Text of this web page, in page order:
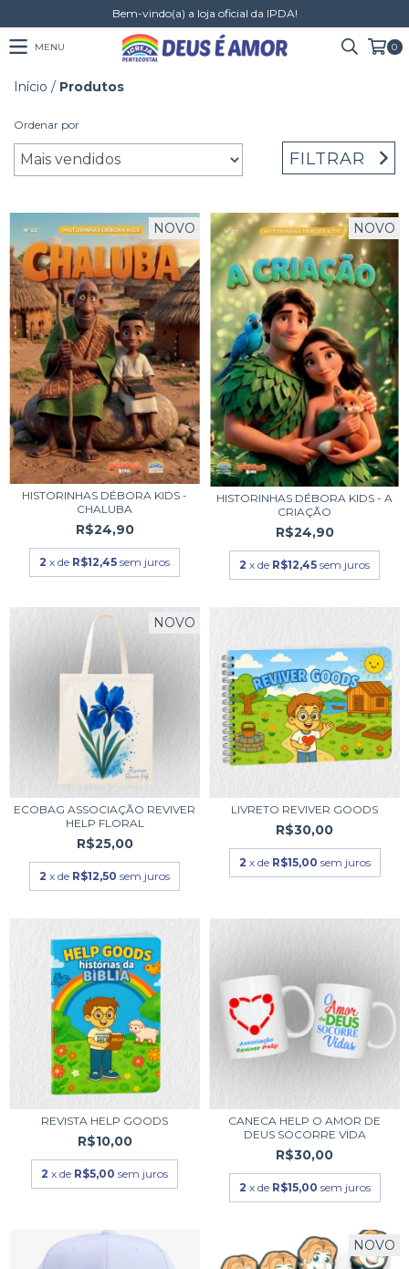
Bem-vindo(a) a loja oficial da IPDA!
MENU 0
Início / Produtos
Ordenar por
FILTRAR
NOVO
HISTORINHAS DÉBORA KIDS -
CHALUBA
R$24,90
2 x de R$12,45 sem juros
NOVO
HISTORINHAS DÉBORA KIDS - A
CRIAÇÃO
R$24,90
2 x de R$12,45 sem juros
NOVO
ECOBAG ASSOCIAÇÃO REVIVER
HELP FLORAL
R$25,00
2 x de R$12,50 sem juros
LIVRETO REVIVER GOODS
R$30,00
2 x de R$15,00 sem juros
REVISTA HELP GOODS
R$10,00
2 x de R$5,00 sem juros
CANECA HELP O AMOR DE
DEUS SOCORRE VIDA
R$30,00
2 x de R$15,00 sem juros
NOVO